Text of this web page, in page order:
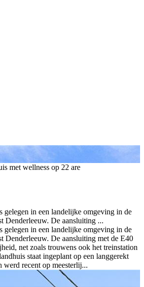
met wellness op 22 are
gelegen in een landelijke omgeving in de
Denderleeuw. De aansluiting ...
gelegen in een landelijke omgeving in de
Denderleeuw. De aansluiting met de E40
net zoals trouwens ook het treinstation
staat ingeplant op een langgerekt
werd recent op meesterlij...